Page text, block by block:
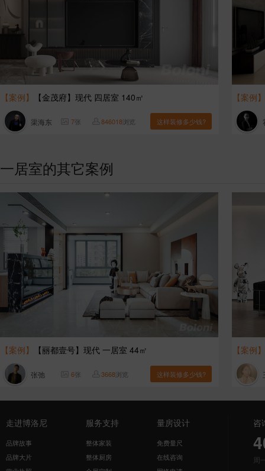
【案例】 【金茂府】现代 四居室 140㎡
渠海东 7张 846018浏览 这样装修多少钱?
【案例】
一居室的其它案例
【案例】 【丽都壹号】现代 一居室 44㎡
张弛 6张 3668浏览 这样装修多少钱?
【案例】
走进博洛尼
品牌故事
品牌大片
服务支持
整体家装
整体厨房
量房设计
免费量尺
在线咨询
咨
周